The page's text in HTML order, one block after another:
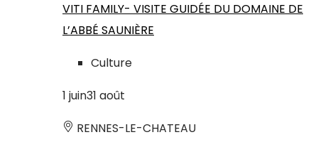
VITI FAMILY- VISITE GUIDÉE DU DOMAINE DE
L’ABBÉ SAUNIÈRE
Culture
1 juin31 août
RENNES-LE-CHATEAU